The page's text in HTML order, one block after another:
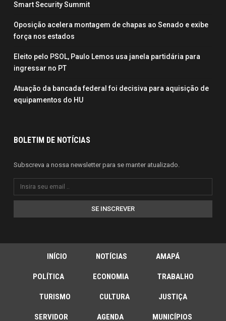
Smart Security Summit
Oposição acelera montagem de chapas ao Senado e exibe
força nos estados
Eleito pelo PSOL, Paulo Lemos usa janela partidária para
ingressar no PT
Atuação da bancada federal foi decisiva para aquisição de
equipamentos do HU
BOLETIM DE NOTÍCIAS
Subscreva a nossa newsletter para se manter atualizado.
SE INSCREVER
INÍCIO NOTÍCIAS AMAPÁ
POLÍTICA ECONOMIA TRABALHO
TURISMO CULTURA JUSTIÇA
SERVIDOR AGENDA MUNICÍPIOS